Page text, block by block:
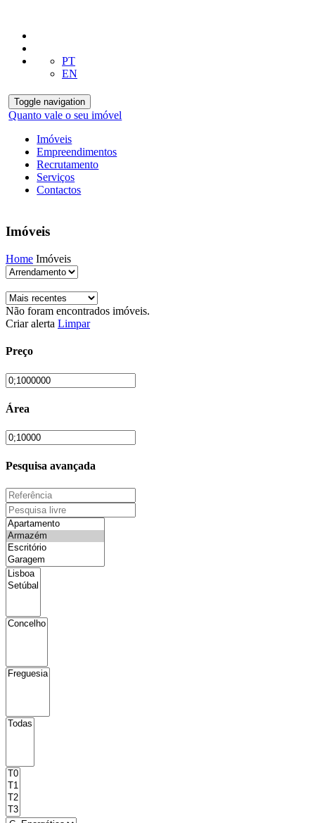
PT
EN
Toggle navigation
Quanto vale o seu imóvel
Imóveis
Empreendimentos
Recrutamento
Serviços
Contactos
Imóveis
Home Imóveis
Não foram encontrados imóveis.
Criar alerta Limpar
Preço
Área
Pesquisa avançada